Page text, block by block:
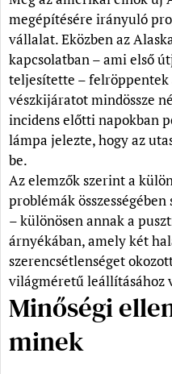
megépítésére irányuló
vállalat. Eközben az
kapcsolatban – ami első
teljesítette – felröppentek
vészkijáratot mindössze
incidens előtti napokban
lámpa jelezte, hogy az
be.
Az elemzők szerint a
problémák
– különösen annak a
árnyékában, amely két
szerencsétlenséget
világméretű leállításához
Minőségi
minek